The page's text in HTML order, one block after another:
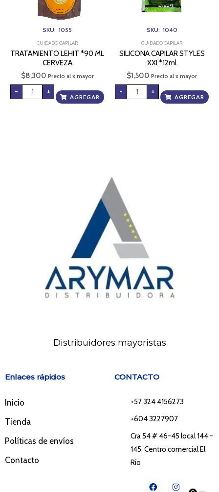
SKU: 1055
CUIDADO CAPILAR
TRATAMIENTO LEHIT *90 ML
CERVEZA
$8,300 Precio al x mayor
- +
AGREGAR
SKU: 1040
CUIDADO CAPILAR
SILICONA CAPILAR STYLES
XXI *12ml
$1,500 Precio al x mayor
- +
AGREGAR
Distribuidores mayoristas
Enlaces rápidos
Inicio
Tienda
Políticas de envíos
Contacto
CONTACTO
+57 324 4156273
+604 3227907
Cra 54 # 46-45 local 144 -
145. Centro comercial El
Río
F
I